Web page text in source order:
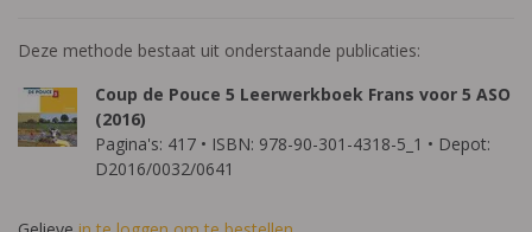
Deze methode bestaat uit onderstaande publicaties:
Coup de Pouce 5 Leerwerkboek Frans voor 5 ASO
(2016)
Pagina's: 417 • ISBN: 978-90-301-4318-5_1 • Depot:
D2016/0032/0641